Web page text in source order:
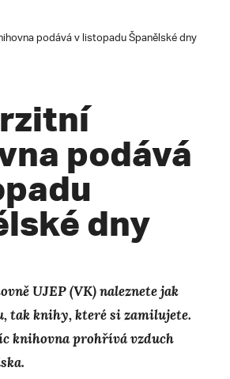
podává v listopadu Španělské dny
podává
dny
UJEP (VK) naleznete jak
tak knihy, které si zamilujete.
knihovna prohřívá vzduch